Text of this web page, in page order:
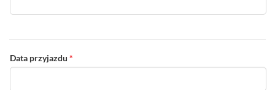
Data przyjazdu *